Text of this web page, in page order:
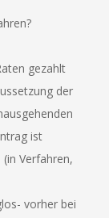
gezahlt
der
ist
Verfahren,
vorher bei